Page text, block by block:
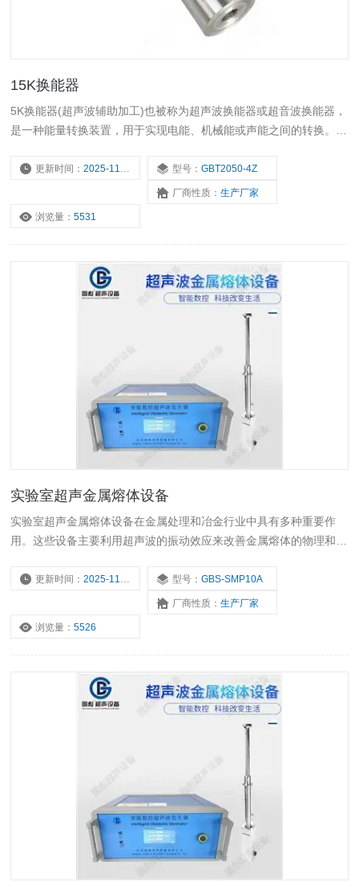
15K换能器
5K换能器(超声波辅助加工)也被称为超声波换能器或超音波换能器，
是一种能量转换装置，用于实现电能、机械能或声能之间的转换。这
形变，实现电能与声能之间的相互转换。
更新时间：2025-11-16 型号： GBT2050-4Z
厂商性质： 生产厂家
浏览量：5531
实验室超声金属熔体设备
实验室超声金属熔体设备在金属处理和冶金行业中具有多种重要作
用。这些设备主要利用超声波的振动效应来改善金属熔体的物理和化
更新时间：2025-11-16 型号： GBS-SMP10A
厂商性质： 生产厂家
浏览量：5526